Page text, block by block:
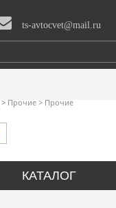
ts-avtocvet@mail.ru
> Прочие > Прочие
КАТАЛОГ